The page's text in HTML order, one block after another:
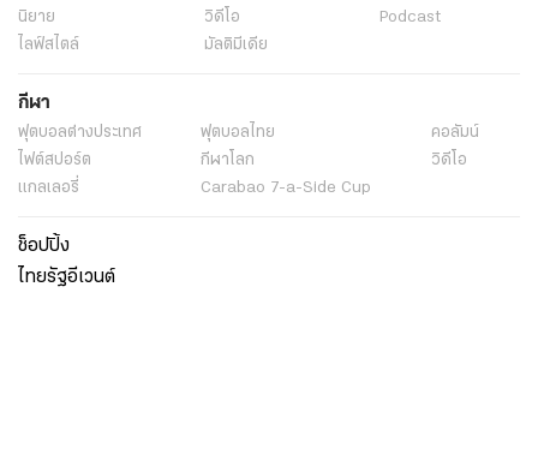
นิยาย
วิดีโอ
Podcast
ไลฟ์สไตล์
มัลติมีเดีย
กีฬา
ฟุตบอลต่่างประเทศ ฟุตบอลไทย
คอลัมน์
ไฟต์สปอร์ต
กีฬาโลก
วิดีโอ
แกลเลอรี่
Carabao 7-a-Side Cup
ช็อปปิ้ง
ไทยรัฐอีเวนต์